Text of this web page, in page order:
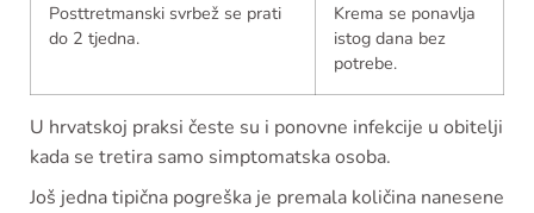
Posttretmanski svrbež se prati
do 2 tjedna.
Krema se ponavlja
istog dana bez
potrebe.
U hrvatskoj praksi česte su i ponovne infekcije u obitelji
kada se tretira samo simptomatska osoba.
Još jedna tipična pogreška je premala količina nanesene